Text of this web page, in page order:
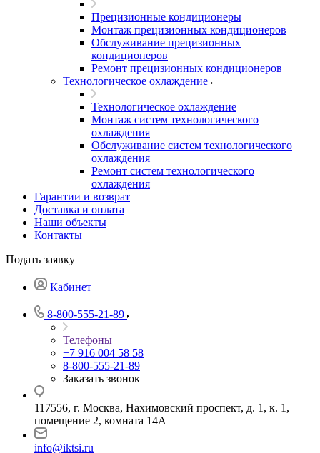
Прецизионные кондиционеры
Монтаж прецизионных кондиционеров
Обслуживание прецизионных
кондиционеров
Ремонт прецизионных кондиционеров
Технологическое охлаждение
Технологическое охлаждение
Монтаж систем технологического
охлаждения
Обслуживание систем технологического
охлаждения
Ремонт систем технологического
охлаждения
Гарантии и возврат
Доставка и оплата
Наши объекты
Контакты
Подать заявку
Кабинет
8-800-555-21-89
Телефоны
+7 916 004 58 58
8-800-555-21-89
Заказать звонок
117556, г. Москва, Нахимовский проспект, д. 1, к. 1,
помещение 2, комната 14А
info@iktsi.ru